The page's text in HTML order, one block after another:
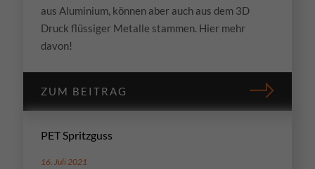
aus Aluminium, können aber auch aus dem 3D
Druck flüssiger Metalle stammen. Hier mehr
davon!
ZUM BEITRAG
PET Spritzguss
16. Juli 2021